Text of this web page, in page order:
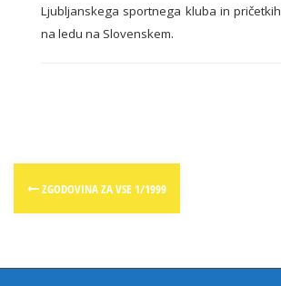
Ljubljanskega sportnega kluba in
na ledu na Slovenskem.
Post
navigation
ZGODOVINA ZA VSE 1/1999